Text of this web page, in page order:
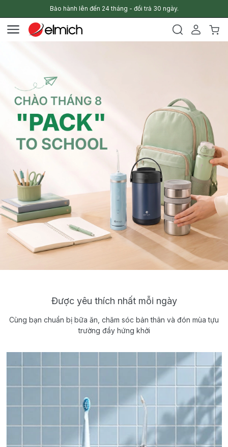
Bảo hành lên đến 24 tháng - đổi trả 30 ngày.
Được yêu thích nhất mỗi ngày
Cùng bạn chuẩn bị bữa ăn, chăm sóc bản thân và đón mùa tựu
trường đầy hứng khởi